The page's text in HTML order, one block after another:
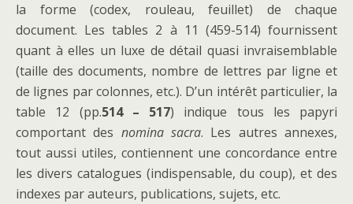
la forme (codex, rouleau, feuillet) de chaque
document. Les tables 2 à 11 (459-514) fournissent
quant à elles un luxe de détail quasi invraisemblable
(taille des documents, nombre de lettres par ligne et
de lignes par colonnes, etc.). D’un intérêt particulier, la
table 12 (pp.514 – 517) indique tous les papyri
comportant des nomina sacra. Les autres annexes,
tout aussi utiles, contiennent une concordance entre
les divers catalogues (indispensable, du coup), et des
indexes par auteurs, publications, sujets, etc.